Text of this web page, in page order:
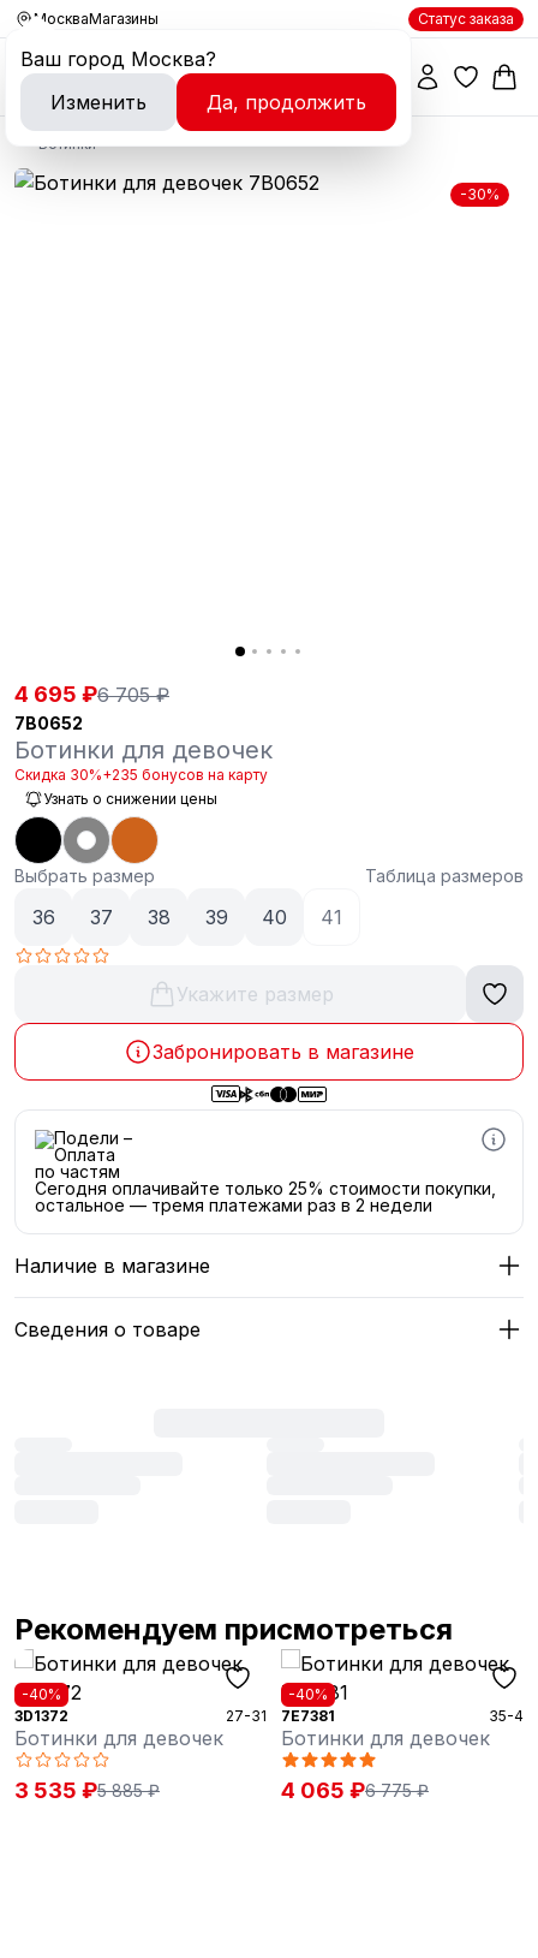
Москва
Ваш город Москва?
Изменить
Да, продолжить
Магазины Статус заказа
Ботинки
-30%
4 695 ₽6 705 ₽
7B0652
Ботинки для девочек
Скидка 30%+235 бонусов на карту
Узнать о снижении цены
Выбрать размер Таблица размеров
36 37 38 39 40 41
Укажите размер
Забронировать в магазине
Сегодня оплачивайте только 25% стоимости покупки,
остальное — тремя платежами раз в 2 недели
Наличие в магазине
Сведения о товаре
Рекомендуем присмотреться
девочек
₽
Ботинки для девочек
4 065 ₽ 6 775 ₽
Ботинки
4 730 ₽